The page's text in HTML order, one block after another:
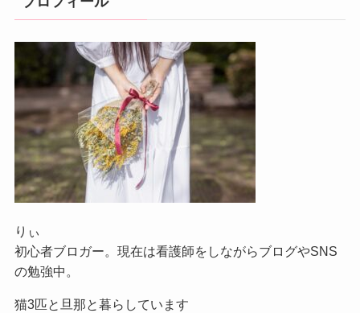
りぃ
初心者ブロガー。現在は看護師をしながらブログやSNS
の勉強中。
猫3匹と旦那と暮らしています